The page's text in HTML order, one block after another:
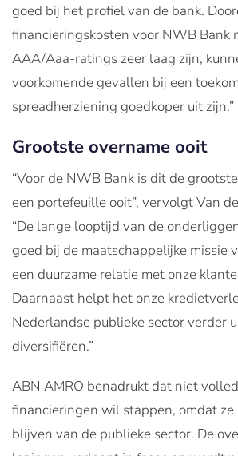
goed bij het profiel van de bank.
financieringskosten voor NWB Bank
AAA/Aaa-ratings zeer laag zijn,
voorkomende gevallen bij een
spreadherziening goedkoper uit zijn.”
Grootste overname ooit
“Voor de NWB Bank is dit de
een portefeuille ooit”, vervolgt Van
“De lange looptijd van de
goed bij de maatschappelijke missie
een duurzame relatie met onze
Daarnaast helpt het onze
Nederlandse publieke sector verder
diversifiëren.”
ABN AMRO benadrukt dat niet
financieringen wil stappen, omdat
blijven van de publieke sector. De